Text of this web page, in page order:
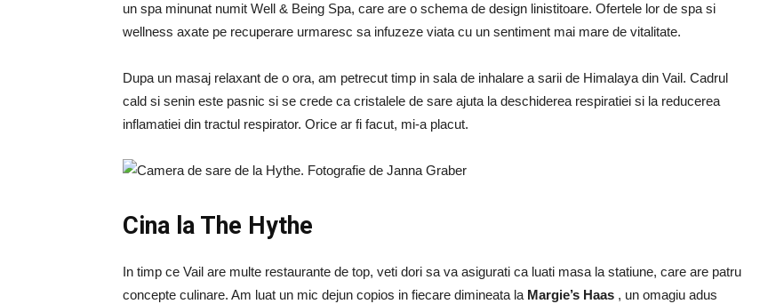
un spa minunat numit Well & Being Spa, care are o schema de design linistitoare. Ofertele lor de spa si
wellness axate pe recuperare urmaresc sa infuzeze viata cu un sentiment mai mare de vitalitate.
Dupa un masaj relaxant de o ora, am petrecut timp in sala de inhalare a sarii de Himalaya din Vail. Cadrul
cald si senin este pasnic si se crede ca cristalele de sare ajuta la deschiderea respiratiei si la reducerea
inflamatiei din tractul respirator. Orice ar fi facut, mi-a placut.
Cina la The Hythe
In timp ce Vail are multe restaurante de top, veti dori sa va asigurati ca luati masa la statiune, care are patru
concepte culinare. Am luat un mic dejun copios in fiecare dimineata la Margie’s Haas , un omagiu adus